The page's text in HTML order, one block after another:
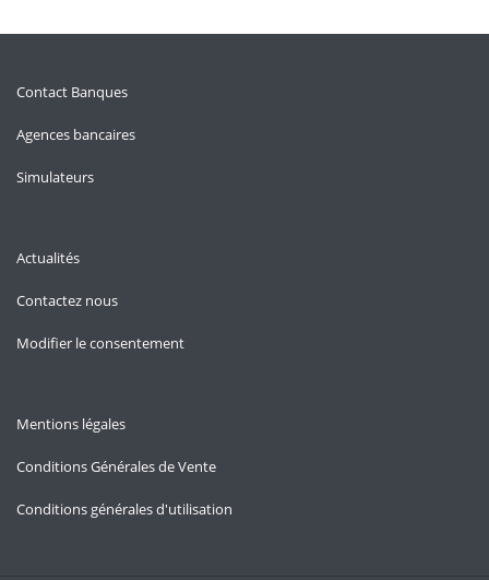
Contact Banques
Agences bancaires
Simulateurs
Actualités
Contactez nous
Modifier le consentement
Mentions légales
Conditions Générales de Vente
Conditions générales d'utilisation